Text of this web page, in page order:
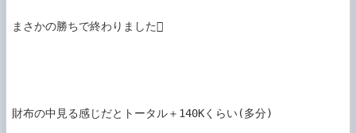
まさかの勝ちで終わりました
財布の中見る感じだとトータル＋140Kくらい(多分)